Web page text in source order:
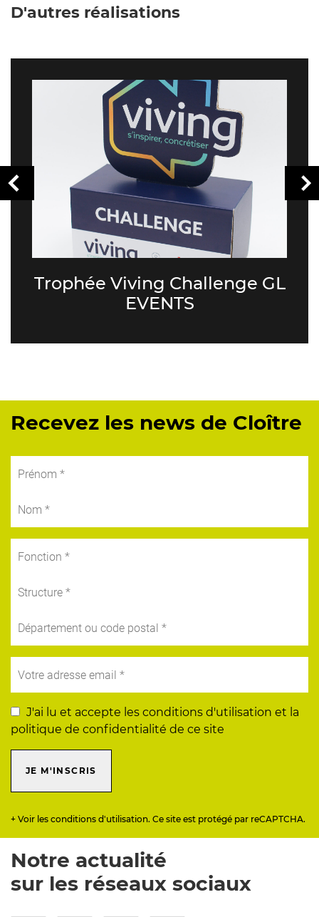
D'autres réalisations
Trophée Viving Challenge GL
EVENTS
Recevez les news de Cloître
J'ai lu et accepte les conditions d'utilisation et la
politique de confidentialité de ce site
JE M'INSCRIS
+ Voir les conditions d'utilisation. Ce site est protégé par reCAPTCHA.
Notre actualité
sur les réseaux sociaux